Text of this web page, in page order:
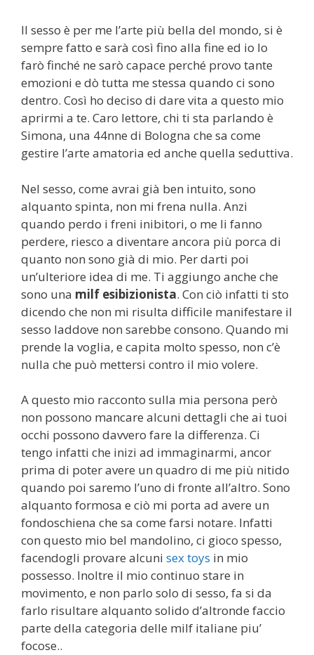
Il sesso è per me l’arte più bella del mondo, si è
sempre fatto e sarà così fino alla fine ed io lo
farò finché ne sarò capace perché provo tante
emozioni e dò tutta me stessa quando ci sono
dentro. Così ho deciso di dare vita a questo mio
aprirmi a te. Caro lettore, chi ti sta parlando è
Simona, una 44nne di Bologna che sa come
gestire l’arte amatoria ed anche quella seduttiva.
Nel sesso, come avrai già ben intuito, sono
alquanto spinta, non mi frena nulla. Anzi
quando perdo i freni inibitori, o me li fanno
perdere, riesco a diventare ancora più porca di
quanto non sono già di mio. Per darti poi
un’ulteriore idea di me. Ti aggiungo anche che
sono una milf esibizionista. Con ciò infatti ti sto
dicendo che non mi risulta difficile manifestare il
sesso laddove non sarebbe consono. Quando mi
prende la voglia, e capita molto spesso, non c’è
nulla che può mettersi contro il mio volere.
A questo mio racconto sulla mia persona però
non possono mancare alcuni dettagli che ai tuoi
occhi possono davvero fare la differenza. Ci
tengo infatti che inizi ad immaginarmi, ancor
prima di poter avere un quadro di me più nitido
quando poi saremo l’uno di fronte all’altro. Sono
alquanto formosa e ciò mi porta ad avere un
fondoschiena che sa come farsi notare. Infatti
con questo mio bel mandolino, ci gioco spesso,
facendogli provare alcuni sex toys in mio
possesso. Inoltre il mio continuo stare in
movimento, e non parlo solo di sesso, fa si da
farlo risultare alquanto solido d’altronde faccio
parte della categoria delle milf italiane piu’
focose..